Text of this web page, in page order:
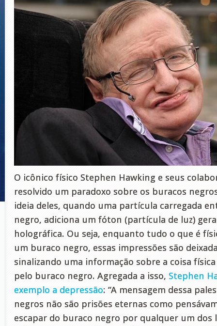
O icônico físico Stephen Hawking e seus
resolvido um paradoxo sobre os buracos
ideia deles, quando uma partícula carregada
negro, adiciona um fóton (partícula de luz)
holográfica. Ou seja, enquanto tudo o que é
um buraco negro, essas impressões são
sinalizando uma informação sobre a coisa
pelo buraco negro. Agregada a isso, Stephen
exemplo a depressão: “A mensagem dessa
negros não são prisões eternas como
escapar do buraco negro por qualquer um dos